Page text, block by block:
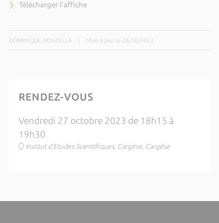
Télécharger l'affiche
DOMINIQUE DONZELLA Mise à jour le 26/10/2023
RENDEZ-VOUS
Vendredi 27 octobre 2023 de 18h15 à
19h30
Institut d'Etudes Scientifiques, Cargèse, Cargèse